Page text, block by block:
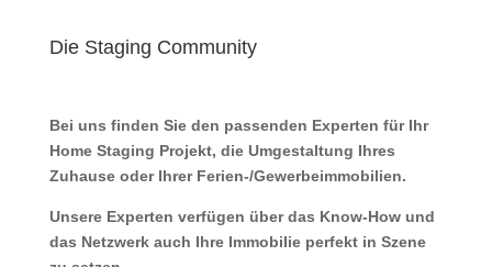
Die Staging Community
Bei uns finden Sie den passenden Experten für Ihr
Home Staging Projekt, die Umgestaltung Ihres
Zuhause oder Ihrer Ferien-/Gewerbeimmobilien.
Unsere Experten verfügen über das Know-How und
das Netzwerk auch Ihre Immobilie perfekt in Szene